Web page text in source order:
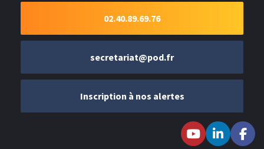
02.40.89.69.76
secretariat@pod.fr
Inscription à nos alertes